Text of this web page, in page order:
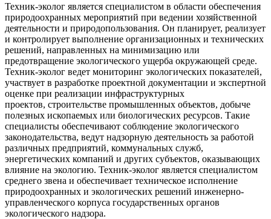
Техник-эколог является специалистом в области обеспечения
природоохранных мероприятий при ведении хозяйственной
деятельности и природопользования. Он планирует, реализует
и контролирует выполнение организационных и технических
решений, направленных на минимизацию или
предотвращение экологического ущерба окружающей среде.
Техник-эколог ведет мониторинг экологических показателей,
участвует в разработке проектной документации и экспертной
оценке при реализации инфраструктурных
проектов, строительстве промышленных объектов, добыче
полезных ископаемых или биологических ресурсов. Такие
специалисты обеспечивают соблюдение экологического
законодательства, ведут надзорную деятельность за работой
различных предприятий, коммунальных служб,
энергетических компаний и других субъектов, оказывающих
влияние на экологию. Техник-эколог является специалистом
среднего звена и обеспечивает техническое исполнение
природоохранных и экологических решений инженерно-
управленческого корпуса государственных органов
экологического надзора.